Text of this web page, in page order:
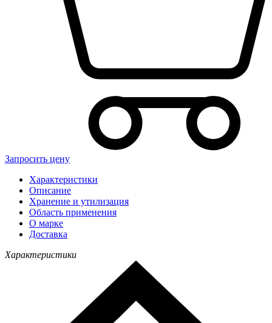
Запросить цену
Характеристики
Описание
Хранение и утилизация
Область применения
О марке
Доставка
Характеристики